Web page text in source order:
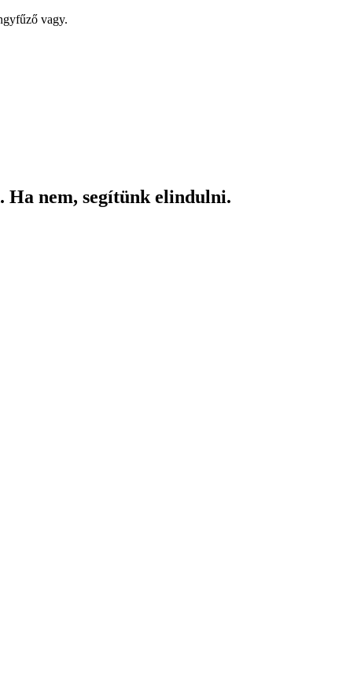
vagy.
Ha nem, segítünk elindulni.